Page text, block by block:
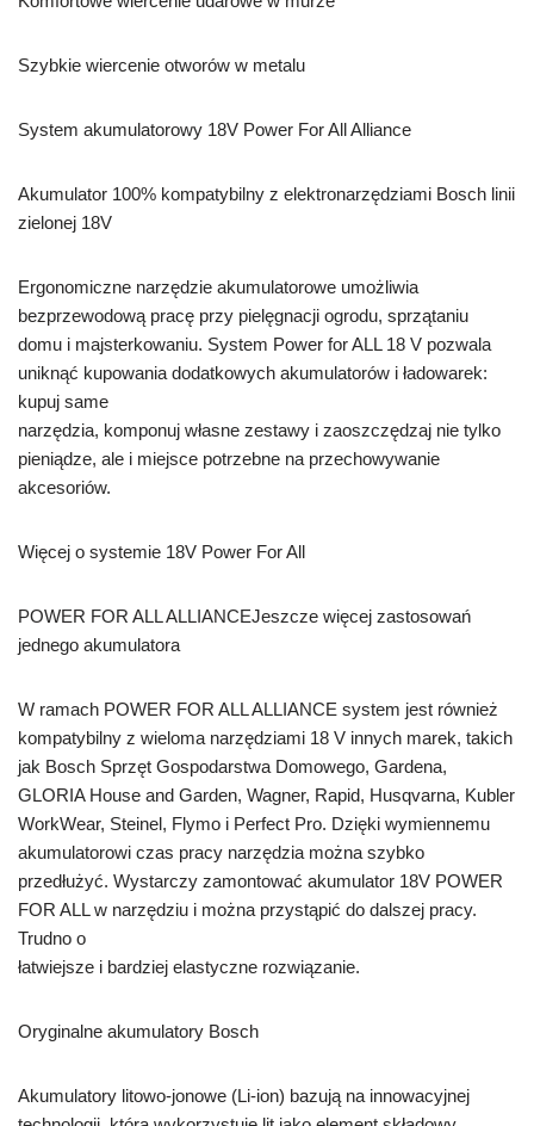
Szybkie wiercenie otworów w metalu
System akumulatorowy 18V Power For All Alliance
Akumulator 100% kompatybilny z elektronarzędziami Bosch linii
zielonej 18V
Ergonomiczne narzędzie akumulatorowe umożliwia
bezprzewodową pracę przy pielęgnacji ogrodu, sprzątaniu
domu i majsterkowaniu. System Power for ALL 18 V pozwala
uniknąć kupowania dodatkowych akumulatorów i ładowarek:
kupuj same
narzędzia, komponuj własne zestawy i zaoszczędzaj nie tylko
pieniądze, ale i miejsce potrzebne na przechowywanie
akcesoriów.
Więcej o systemie 18V Power For All
POWER FOR ALL ALLIANCEJeszcze więcej zastosowań
jednego akumulatora
W ramach POWER FOR ALL ALLIANCE system jest również
kompatybilny z wieloma narzędziami 18 V innych marek, takich
jak Bosch Sprzęt Gospodarstwa Domowego, Gardena,
GLORIA House and Garden, Wagner, Rapid, Husqvarna, Kubler
WorkWear, Steinel, Flymo i Perfect Pro. Dzięki wymiennemu
akumulatorowi czas pracy narzędzia można szybko
przedłużyć. Wystarczy zamontować akumulator 18V POWER
FOR ALL w narzędziu i można przystąpić do dalszej pracy.
Trudno o
łatwiejsze i bardziej elastyczne rozwiązanie.
Oryginalne akumulatory Bosch
Akumulatory litowo-jonowe (Li-ion) bazują na innowacyjnej